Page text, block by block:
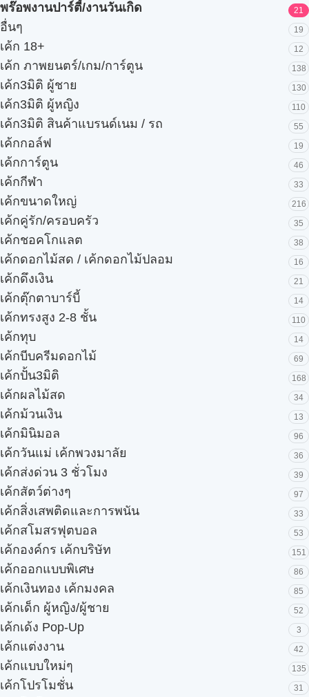
พร๊อพงานปาร์ตี้/งานวันเกิด 21
อื่นๆ 19
เค้ก 18+ 12
เค้ก ภาพยนตร์/เกม/การ์ตูน 138
เค้ก3มิติ ผู้ชาย 130
เค้ก3มิติ ผู้หญิง 110
เค้ก3มิติ สินค้าแบรนด์เนม / รถ 55
เค้กกอล์ฟ 19
เค้กการ์ตูน 46
เค้กกีฬา 33
เค้กขนาดใหญ่ 216
เค้กคู่รัก/ครอบครัว 35
เค้กชอคโกแลต 38
เค้กดอกไม้สด / เค้กดอกไม้ปลอม 16
เค้กดึงเงิน 21
เค้กตุ๊กตาบาร์บี้ 14
เค้กทรงสูง 2-8 ชั้น 110
เค้กทุบ 14
เค้กบีบครีมดอกไม้ 69
เค้กปั้น3มิติ 168
เค้กผลไม้สด 34
เค้กม้วนเงิน 13
เค้กมินิมอล 96
เค้กวันแม่ เค้กพวงมาลัย 36
เค้กส่งด่วน 3 ชั่วโมง 39
เค้กสัตว์ต่างๆ 97
เค้กสิ่งเสพติดและการพนัน 33
เค้กสโมสรฟุตบอล 53
เค้กองค์กร เค้กบริษัท 151
เค้กออกแบบพิเศษ 86
เค้กเงินทอง เค้กมงคล 85
เค้กเด็ก ผู้หญิง/ผู้ชาย 52
เค้กเด้ง Pop-Up 3
เค้กแต่งงาน 42
เค้กแบบใหม่ๆ 135
เค้กโปรโมชั่น 31